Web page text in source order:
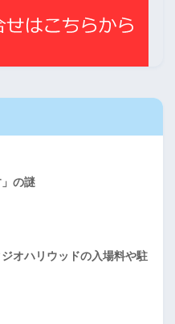
」の謎
オハリウッドの入場料や駐